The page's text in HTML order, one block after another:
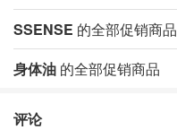
SSENSE 的全部促销商品
身体油 的全部促销商品
评论